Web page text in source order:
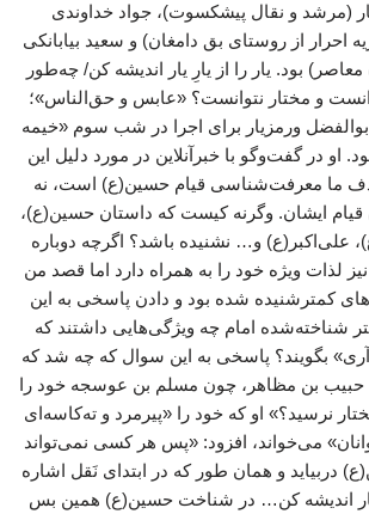
(مرشد و نقال پیشکسوت)، جواد خداوندی
احرار از روستای بق دامغان) و سعید بیابانکی
بود. یار را از یارِ یار اندیشه کن/ چه‌طور
و مختار نتوانست؟ «عابس و حق‌الناس»؛
ورمزیار برای اجرا در شب سوم «خیمه
او در گفت‌وگو با خبرآنلاین در مورد دلیل این
ما معرفت‌شناسی قیام حسین(ع) است، نه
قیام ایشان. وگرنه کیست که داستان حسین(ع)،
علی‌اکبر(ع) و… نشنیده باشد؟ اگرچه دوباره
لذات ویژه خود را به همراه دارد اما قصد من
کمترشنیده شده بود و دادن پاسخی به این
شناخته‌شده امام چه ویژگی‌هایی داشتند که
بگویند؟ پاسخی به این سوال که چه شد که
بن مظاهر، چون مسلم بن عوسجه خود را
نرسید؟» او که خود را «پیرمرد و ته‌کاسه‌ای
می‌خواند، افزود: «پس هر کسی نمی‌تواند
دربیاید و همان ‌طور که در ابتدای نَقل اشاره
یار اندیشه کن… در شناخت حسین(ع) همین بس